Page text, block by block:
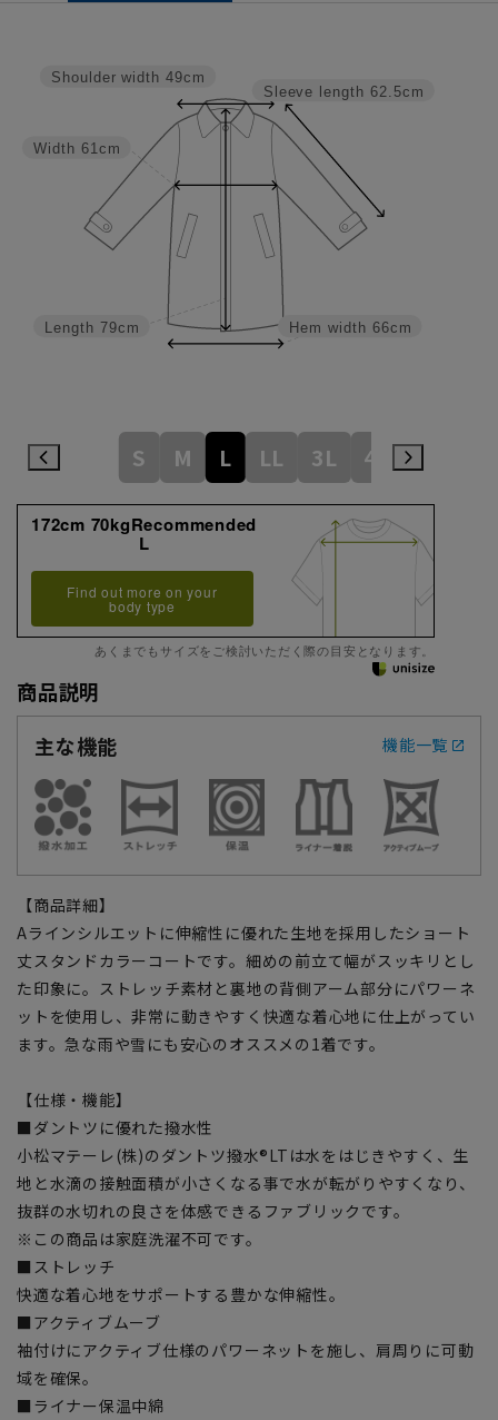
Hem width 66cm
Sleeve length 62.5cm
Length 79cm
Width 61cm
Shoulder width 49cm
S M L LL 3L 4L
172cm 70kgRecommended
L
Find out more on your
body type
あくまでもサイズをご検討いただく際の目安となります。
商品説明
主な機能
機能一覧
【商品詳細】
Aラインシルエットに伸縮性に優れた生地を採用したショート
丈スタンドカラーコートです。細めの前立て幅がスッキリとし
た印象に。ストレッチ素材と裏地の背側アーム部分にパワーネ
ットを使用し、非常に動きやすく快適な着心地に仕上がってい
ます。急な雨や雪にも安心のオススメの1着です。
【仕様・機能】
■ダントツに優れた撥水性
小松マテーレ(株)のダントツ撥水®LTは水をはじきやすく、生
地と水滴の接触面積が小さくなる事で水が転がりやすくなり、
抜群の水切れの良さを体感できるファブリックです。
※この商品は家庭洗濯不可です。
■ストレッチ
快適な着心地をサポートする豊かな伸縮性。
■アクティブムーブ
袖付けにアクティブ仕様のパワーネットを施し、肩周りに可動
域を確保。
■ライナー保温中綿